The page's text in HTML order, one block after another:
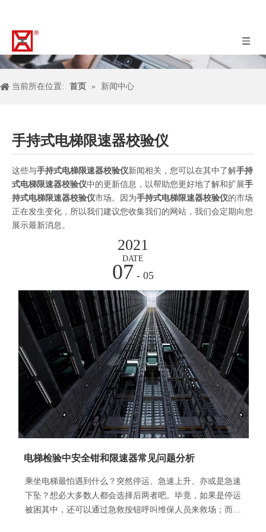
当前所在位置: 首页 » 新闻中心
手持式电梯限速器校验仪
这些与手持式电梯限速器校验仪新闻相关，您可以在其中了解手持
式电梯限速器校验仪中的更新信息，以帮助您更好地了解和扩展手
持式电梯限速器校验仪市场。因为手持式电梯限速器校验仪的市场
正在发生变化，所以我们建议您收集我们的网站，我们会定期向您
展示最新消息。
2021
DATE
07 - 05
电梯检验中安全钳和限速器常见问题分析
乘坐电梯最怕遇到什么？突然停运、急速上升、亦或是急速
下坠？想必大多数人都会选择后两者吧。毕竟，如果是停运
被困其中，还可以通过急救按钮呼叫维保人员来救场；而如